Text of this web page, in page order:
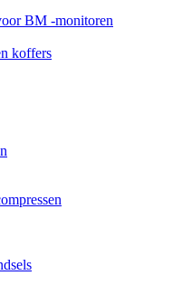
BM -monitoren
koffers